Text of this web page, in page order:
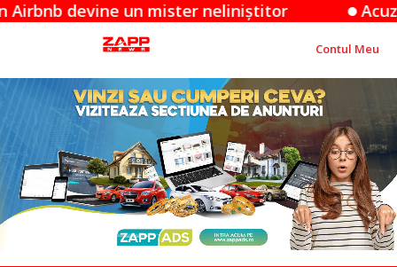
un mister neliniștitor Acuzațiile
Contul Meu